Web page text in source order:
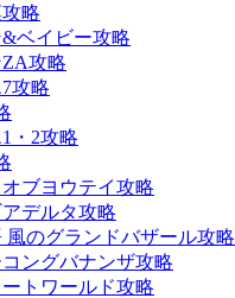
略
ベイビー攻略
攻略
攻略
・2攻略
ブヨウテイ攻略
アデルタ攻略
風のグランドバザール攻略
コングバナンザ攻略
トワールド攻略